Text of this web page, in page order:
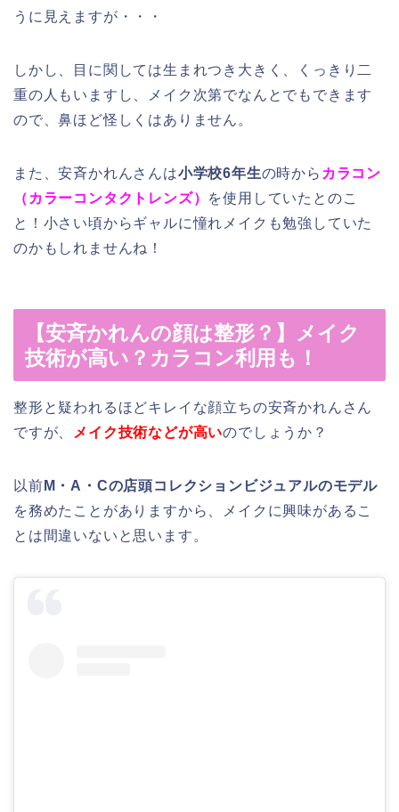
うに見えますが・・・
しかし、目に関しては生まれつき大きく、くっきり二
重の人もいますし、メイク次第でなんとでもできます
ので、鼻ほど怪しくはありません。
また、安斉かれんさんは小学校6年生の時から カラコン
（カラーコンタクトレンズ） を使用していたとのこ
と！小さい頃からギャルに憧れメイクも勉強していた
のかもしれませんね！
【安斉かれんの顔は整形？】メイク
技術が高い？カラコン利用も！
整形と疑われるほどキレイな顔立ちの安斉かれんさん
ですが、
メイク技術などが高いのでしょうか？
以前 M・A・Cの店頭コレクションビジュアルのモデル
を務めたことがありますから、メイクに興味があるこ
とは間違いないと思います。